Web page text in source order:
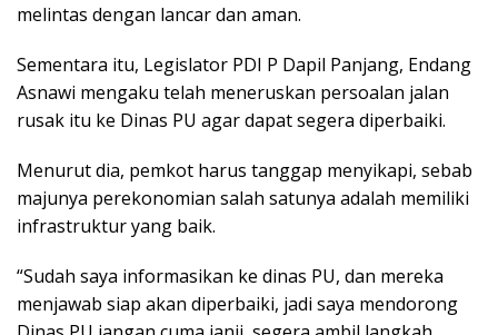
melintas dengan lancar dan aman.
Sementara itu, Legislator PDI P Dapil Panjang, Endang
Asnawi mengaku telah meneruskan persoalan jalan
rusak itu ke Dinas PU agar dapat segera diperbaiki.
Menurut dia, pemkot harus tanggap menyikapi, sebab
majunya perekonomian salah satunya adalah memiliki
infrastruktur yang baik.
“Sudah saya informasikan ke dinas PU, dan mereka
menjawab siap akan diperbaiki, jadi saya mendorong